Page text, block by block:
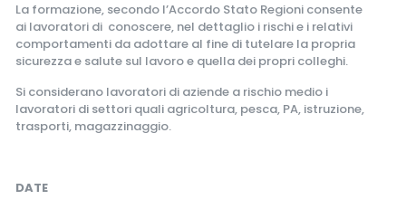
La formazione, secondo l’Accordo Stato Regioni consente
ai lavoratori di conoscere, nel dettaglio i rischi e i relativi
comportamenti da adottare al fine di tutelare la propria
sicurezza e salute sul lavoro e quella dei propri colleghi.
Si considerano lavoratori di aziende a rischio medio i
lavoratori di settori quali agricoltura, pesca, PA, istruzione,
trasporti, magazzinaggio.
DATE